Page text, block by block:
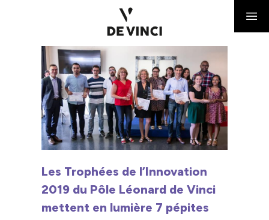
Les Trophées de l’Innovation
2019 du Pôle Léonard de Vinci
mettent en lumière 7 pépites